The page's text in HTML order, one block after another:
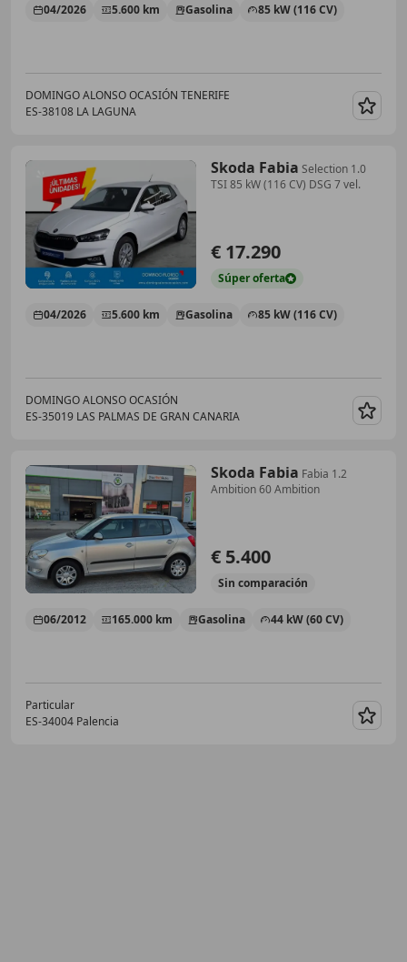
04/2026 5.600 km Gasolina 85 kW (116 CV)
DOMINGO ALONSO OCASIÓN TENERIFE
ES-38108 LA LAGUNA
Skoda Fabia Selection 1.0
TSI 85 kW (116 CV) DSG 7 vel.
€ 17.290
Súperoferta
04/2026 5.600 km Gasolina 85 kW (116 CV)
DOMINGO ALONSO OCASIÓN
ES-35019 LAS PALMAS DE GRAN CANARIA
Skoda Fabia Fabia 1.2
Ambition 60 Ambition
€ 5.400
Sin comparación
06/2012 165.000 km Gasolina 44 kW (60 CV)
Particular
ES-34004 Palencia